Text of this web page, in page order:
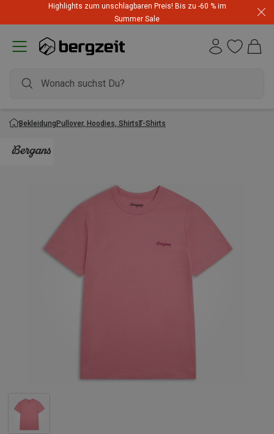
Highlights zum unschlagbaren Preis! Bis zu -60 % im
Summer Sale
BekleidungPullover, Hoodies, ShirtsT-Shirts